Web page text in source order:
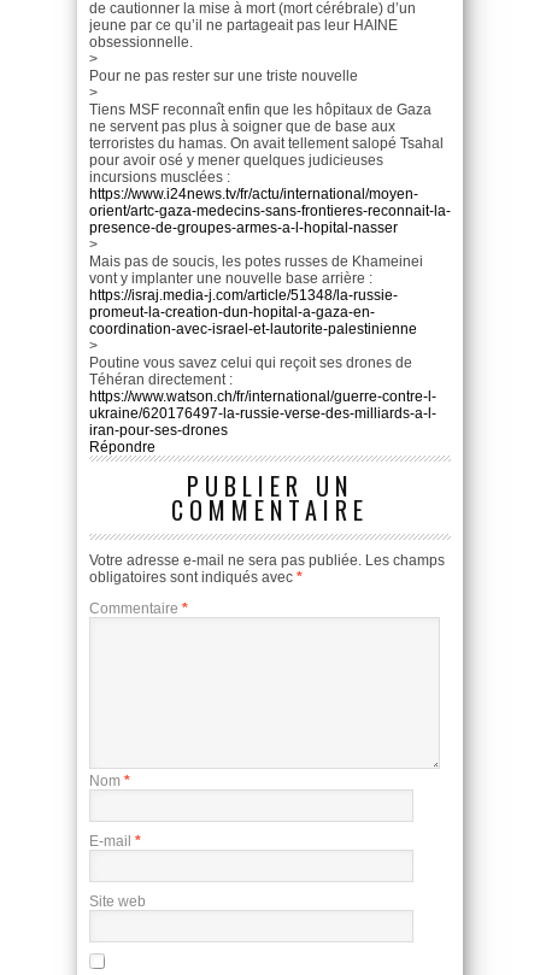
de cautionner la mise à mort (mort cérébrale) d’un
jeune par ce qu’il ne partageait pas leur HAINE
obsessionnelle.
>
Pour ne pas rester sur une triste nouvelle
>
Tiens MSF reconnaît enfin que les hôpitaux de Gaza
ne servent pas plus à soigner que de base aux
terroristes du hamas. On avait tellement salopé Tsahal
pour avoir osé y mener quelques judicieuses
incursions musclées :
https://www.i24news.tv/fr/actu/international/moyen-
orient/artc-gaza-medecins-sans-frontieres-reconnait-la-
presence-de-groupes-armes-a-l-hopital-nasser
>
Mais pas de soucis, les potes russes de Khameinei
vont y implanter une nouvelle base arrière :
https://israj.media-j.com/article/51348/la-russie-
promeut-la-creation-dun-hopital-a-gaza-en-
coordination-avec-israel-et-lautorite-palestinienne
>
Poutine vous savez celui qui reçoit ses drones de
Téhéran directement :
https://www.watson.ch/fr/international/guerre-contre-l-
ukraine/620176497-la-russie-verse-des-milliards-a-l-
iran-pour-ses-drones
Répondre
PUBLIER UN
COMMENTAIRE
Votre adresse e-mail ne sera pas publiée. Les champs
obligatoires sont indiqués avec *
Commentaire *
Nom *
E-mail *
Site web